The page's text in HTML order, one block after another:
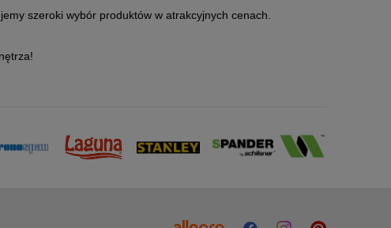
szeroki wybór produktów w atrakcyjnych cenach.